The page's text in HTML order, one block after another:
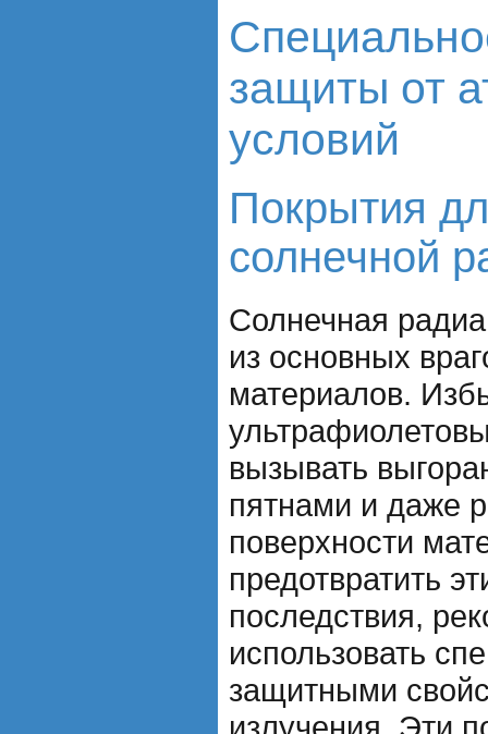
защиты от
условий
Покрытия
солнечной
Солнечная
из основных
материалов.
вызывать
пятнами и даже
поверхности
предотвратить
последствия,
использовать
защитными
излучения. Эти